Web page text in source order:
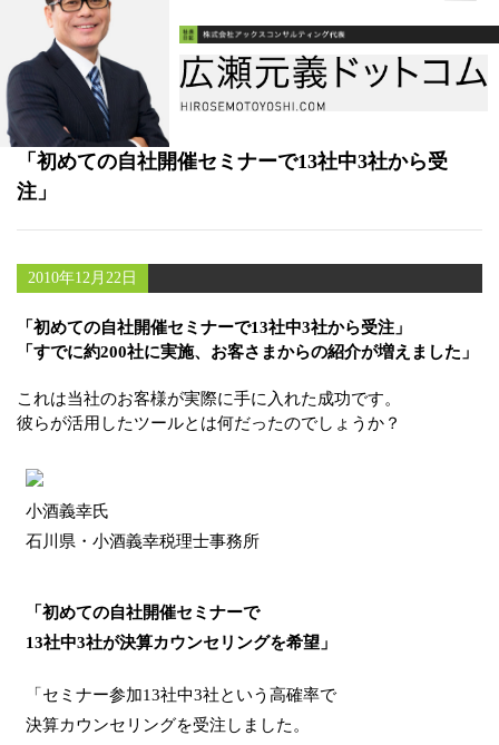
書籍
メールマガジン（無料）
講演・取材依頼
セミナー
「初めての自社開催セミナーで13社中3社から受
注」
2010年12月22日
「初めての自社開催セミナーで13社中3社から受注」
「すでに約200社に実施、お客さまからの紹介が増えました」
これは当社のお客様が実際に手に入れた成功です。
彼らが活用したツールとは何だったのでしょうか？
小酒義幸氏
石川県・小酒義幸税理士事務所
「初めての自社開催セミナーで
13社中3社が決算カウンセリングを希望」
「セミナー参加13社中3社という高確率で
決算カウンセリングを受注しました。